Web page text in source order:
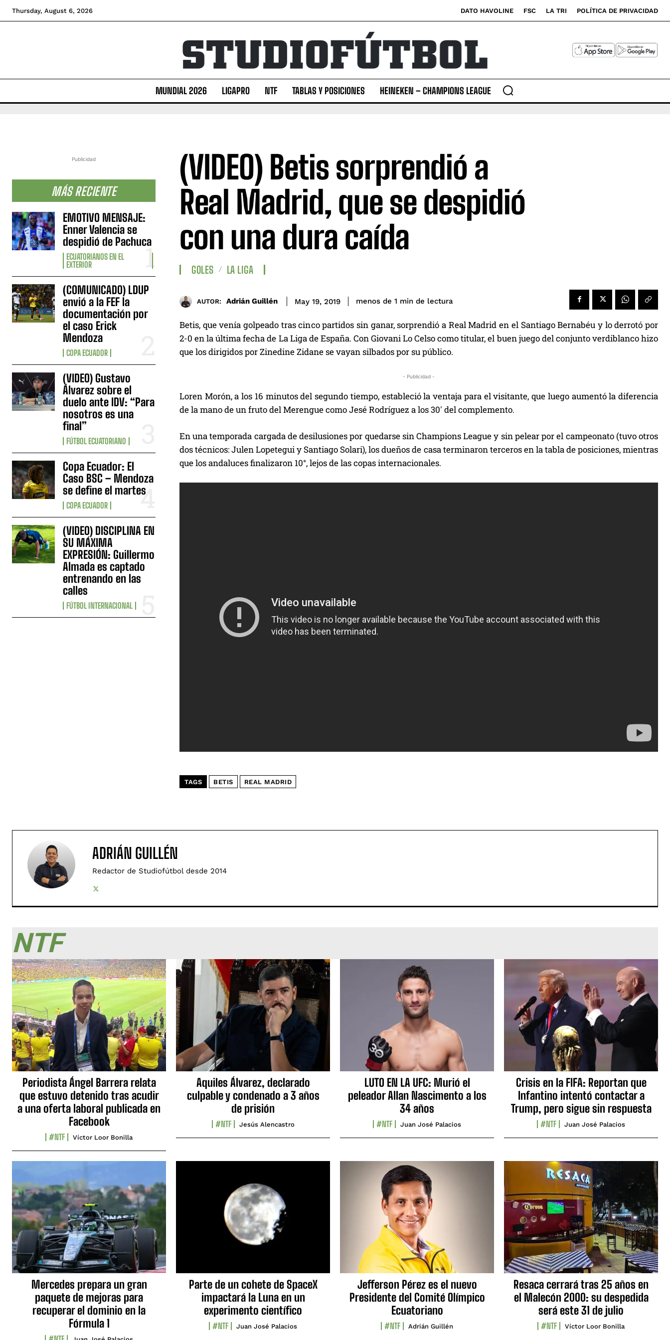
Thursday, August 6, 2026 DATO HAVOLINE FSC LA TRI POLÍTICA DE PRIVACIDAD
MUNDIAL 2026 LIGAPRO NTF TABLAS Y POSICIONES HEINEKEN – CHAMPIONS LEAGUE
Publicidad
MÁS RECIENTE
EMOTIVO MENSAJE:
Enner Valencia se
despidió de Pachuca
ECUATORIANOS EN EL
EXTERIOR
(COMUNICADO) LDUP
envió a la FEF la
documentación por
el caso Erick
Mendoza
COPA ECUADOR
(VIDEO) Gustavo
Álvarez sobre el
duelo ante IDV: “Para
nosotros es una
final”
FÚTBOL ECUATORIANO
Copa Ecuador: El
Caso BSC – Mendoza
se define el martes
COPA ECUADOR
(VIDEO) DISCIPLINA EN
SU MÁXIMA
EXPRESIÓN: Guillermo
Almada es captado
entrenando en las
calles
FÚTBOL INTERNACIONAL
(VIDEO) Betis sorprendió a
Real Madrid, que se despidió
con una dura caída
GOLES LA LIGA
AUTOR: Adrián Guillén May 19, 2019 menos de 1 min de lectura
Betis, que venía golpeado tras cinco partidos sin ganar, sorprendió a Real Madrid en el Santiago Bernabéu y lo derrotó por
2-0 en la última fecha de La Liga de España. Con Giovani Lo Celso como titular, el buen juego del conjunto verdiblanco hizo
que los dirigidos por Zinedine Zidane se vayan silbados por su público.
- Publicidad -
Loren Morón, a los 16 minutos del segundo tiempo, estableció la ventaja para el visitante, que luego aumentó la diferencia
de la mano de un fruto del Merengue como Jesé Rodríguez a los 30′ del complemento.
En una temporada cargada de desilusiones por quedarse sin Champions League y sin pelear por el campeonato (tuvo otros
dos técnicos: Julen Lopetegui y Santiago Solari), los dueños de casa terminaron terceros en la tabla de posiciones, mientras
que los andaluces finalizaron 10°, lejos de las copas internacionales.
TAGS BETIS REAL MADRID
ADRIÁN GUILLÉN
Redactor de Studiofútbol desde 2014
NTF
Periodista Ángel Barrera relata
que estuvo detenido tras acudir
a una oferta laboral publicada en
Facebook
#NTF Víctor Loor Bonilla
Aquiles Álvarez, declarado
culpable y condenado a 3 años
de prisión
#NTF Jesús Alencastro
LUTO EN LA UFC: Murió el
peleador Allan Nascimento a los
34 años
#NTF Juan José Palacios
Crisis en la FIFA: Reportan que
Infantino intentó contactar a
Trump, pero sigue sin respuesta
#NTF Juan José Palacios
Mercedes prepara un gran
paquete de mejoras para
recuperar el dominio en la
Fórmula 1
Parte de un cohete de SpaceX
impactará la Luna en un
experimento científico
#NTF Juan José Palacios
Jefferson Pérez es el nuevo
Presidente del Comité Olímpico
Ecuatoriano
#NTF Adrián Guillén
Resaca cerrará tras 25 años en
el Malecón 2000: su despedida
será este 31 de julio
#NTF Víctor Loor Bonilla